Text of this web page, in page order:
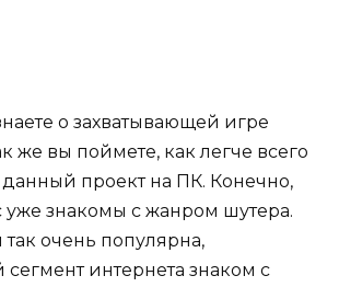
о захватывающей игре
же вы поймете, как легче всего
данный проект на ПК. Конечно,
уже знакомы с жанром шутера.
так очень популярна,
сегмент интернета знаком с